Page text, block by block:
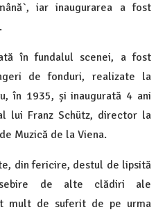
iar inaugurarea a fost
în fundalul scenei, a fost
de fonduri, realizate la
în 1935, și inaugurată 4 ani
lui Franz Schütz, director la
Muzică de la Viena.
din fericire, destul de lipsită
de alte clădiri ale
mult de suferit de pe urma